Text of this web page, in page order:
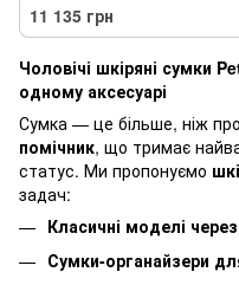
11 135 грн
Чоловічі шкіряні сумки
одному аксесуарі
Сумка — це більше, ніж
помічник, що тримає
статус. Ми пропонуємо
задач:
Класичні моделі
Сумки-органайзери